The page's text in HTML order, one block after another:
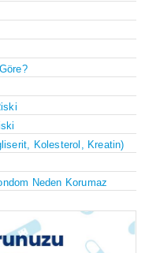
Kolesterol, Kreatin)
Neden Korumaz